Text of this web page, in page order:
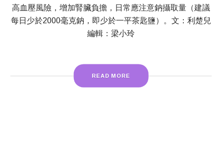
高血壓風險，增加腎臟負擔，日常應注意鈉攝取量（建議
每日少於2000毫克鈉，即少於一平茶匙鹽）。文：利楚兒
編輯：梁小玲
READ MORE